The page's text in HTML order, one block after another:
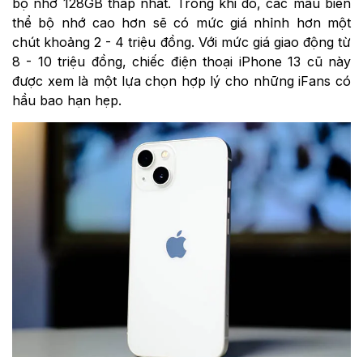
bộ nhớ 128GB thấp nhất. Trong khi đó, các mẫu biến
thể bộ nhớ cao hơn sẽ có mức giá nhỉnh hơn một
chút khoảng 2 - 4 triệu đồng. Với mức giá giao động từ
8 - 10 triệu đồng, chiếc điện thoại iPhone 13 cũ này
được xem là một lựa chọn hợp lý cho những iFans có
hầu bao hạn hẹp.